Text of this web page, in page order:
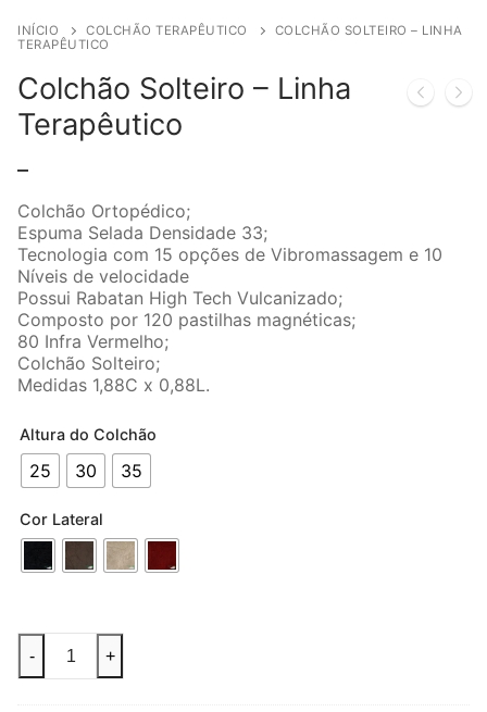
INÍCIO COLCHÃO TERAPÊUTICO
COLCHÃO SOLTEIRO – LINHA
TERAPÊUTICO
Colchão Solteiro – Linha
Terapêutico
–
Colchão Ortopédico;
Espuma Selada Densidade 33;
Tecnologia com 15 opções de Vibromassagem e 10
Níveis de velocidade
Possui Rabatan High Tech Vulcanizado;
Composto por 120 pastilhas magnéticas;
80 Infra Vermelho;
Colchão Solteiro;
Medidas 1,88C x 0,88L.
Altura do Colchão
25 30 35
Cor Lateral
Colchão
Solteiro
-
- +